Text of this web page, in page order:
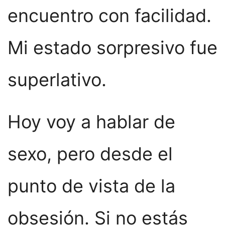
encuentro con facilidad.
Mi estado sorpresivo fue
superlativo.
Hoy voy a hablar de
sexo, pero desde el
punto de vista de la
obsesión. Si no estás